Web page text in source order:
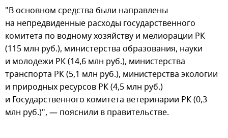
"В основном средства были направлены
на непредвиденные расходы государственного
комитета по водному хозяйству и мелиорации РК
(115 млн руб.), министерства образования, науки
и молодежи РК (14,6 млн руб.), министерства
транспорта РК (5,1 млн руб.), министерства экологии
и природных ресурсов РК (4,5 млн руб.)
и Государственного комитета ветеринарии РК (0,3
млн руб.)", — пояснили в правительстве.